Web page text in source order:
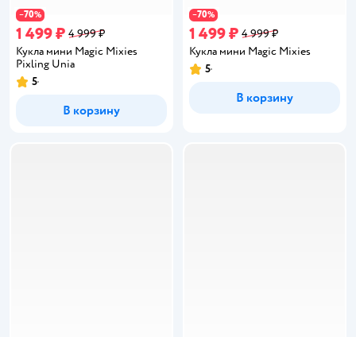
−70%
1 499 ₽ 4 999 ₽
Кукла мини Magic Mixies
Pixling Unia
Рейтинг:
5
В корзину
−70%
1 499 ₽ 4 999 ₽
Кукла мини Magic Mixies
Рейтинг:
5
В корзину